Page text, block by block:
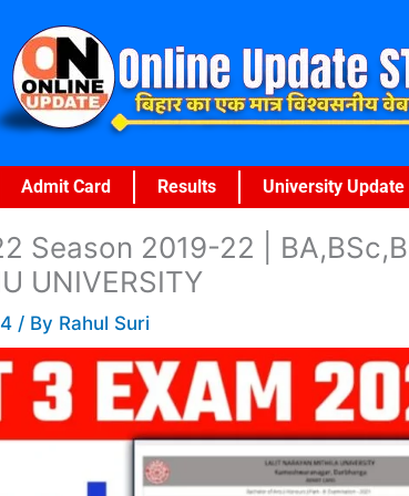
Admit Card Results University Update
Season 2019-22 |
UNIVERSITY
/ By Rahul Suri